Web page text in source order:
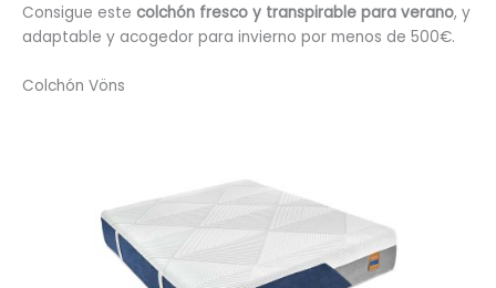
Consigue este colchón fresco y transpirable para verano, y
adaptable y acogedor para invierno por menos de 500€.
Colchón Vöns